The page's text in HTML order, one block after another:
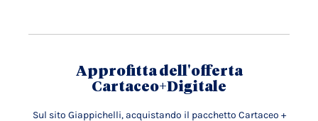
Approfitta dell'offerta
Cartaceo+Digitale
Sul sito Giappichelli, acquistando il pacchetto Cartaceo +